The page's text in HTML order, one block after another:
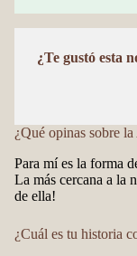
¿Te gustó esta
¿Qué opinas sobre
Para mí es la forma
La más cercana a la
de ella!
¿Cuál es tu historia